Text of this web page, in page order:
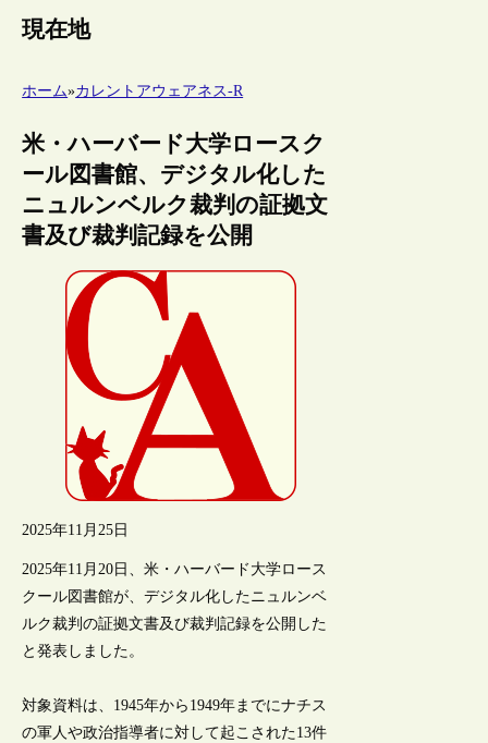
現在地
ホーム»カレントアウェアネス-R
米・ハーバード大学ロースク
ール図書館、デジタル化した
ニュルンベルク裁判の証拠文
書及び裁判記録を公開
2025年11月25日
2025年11月20日、米・ハーバード大学ロース
クール図書館が、デジタル化したニュルンベ
ルク裁判の証拠文書及び裁判記録を公開した
と発表しました。
対象資料は、1945年から1949年までにナチス
の軍人や政治指導者に対して起こされた13件